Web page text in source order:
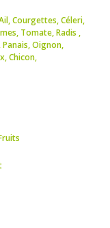
,Courgettes,Céleri,
, Tomate,Radis ,
,Panais,Oignon,
,Chicon,